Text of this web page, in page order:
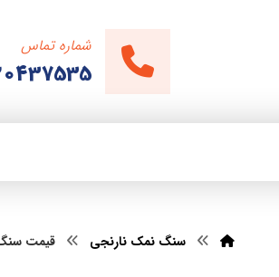
شماره تماس
سنگ نمک نارنجی قیمت